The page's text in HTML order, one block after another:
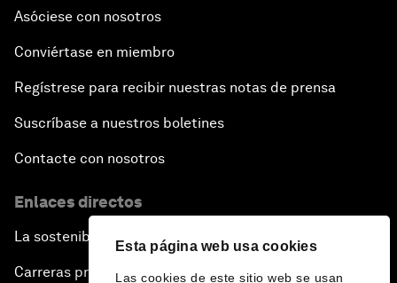
Esta página web usa cookies
Las cookies de este sitio web se usan
Asóciese con nosotros
Conviértase en miembro
Regístrese para recibir nuestras notas de prensa
Suscríbase a nuestros boletines
Contacte con nosotros
Enlaces directos
La sostenibilidad en el Foro
Carreras profesionales